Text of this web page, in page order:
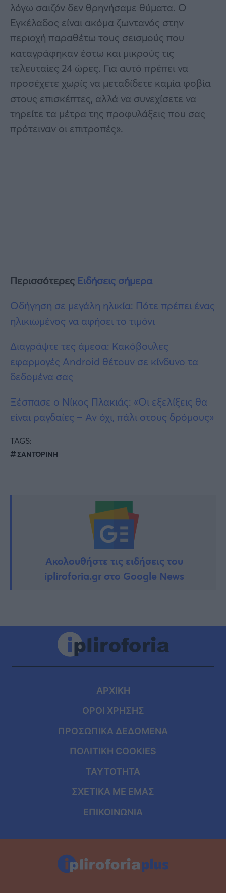
λόγω σαιζόν δεν θρηνήσαμε θύματα. Ο
Εγκέλαδος είναι ακόμα ζωντανός στην
περιοχή παραθέτω τους σεισμούς που
καταγράφηκαν έστω και μικρούς τις
τελευταίες 24 ώρες. Για αυτό πρέπει να
προσέχετε χωρίς να μεταδίδετε καμία φοβία
στους επισκέπτες, αλλά να συνεχίσετε να
τηρείτε τα μέτρα της προφυλάξεις που σας
πρότειναν οι επιτροπές».
Περισσότερες Ειδήσεις σήμερα
Οδήγηση σε μεγάλη ηλικία: Πότε πρέπει ένας
ηλικιωμένος να αφήσει το τιμόνι
Διαγράψτε τες άμεσα: Κακόβoυλες
εφαρμογές Android θέτουν σε κίνδυνο τα
δεδομένα σας
Ξέσπασε ο Νίκος Πλακιάς: «Οι εξελίξεις θα
είναι ραγδαίες – Αν όχι, πάλι στους δρόμους»
TAGS:
ΣΑΝΤΟΡΙΝΗ
Ακολουθήστε τις ειδήσεις του
ipliroforia.gr στο Google News
ΑΡΧΙΚΗ
ΟΡΟΙ ΧΡΗΣΗΣ
ΠΡΟΣΩΠΙΚΑ ΔΕΔΟΜΕΝΑ
ΠΟΛΙΤΙΚΗ COOKIES
ΤΑΥΤΟΤΗΤΑ
ΣΧΕΤΙΚΑ ΜΕ ΕΜΑΣ
ΕΠΙΚΟΙΝΩΝΙΑ